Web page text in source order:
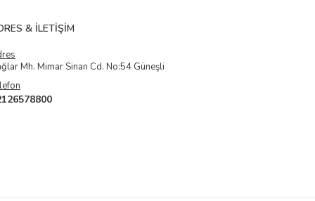
& İLETIŞIM
Mh. Mimar Sinan Cd. No:54 Güneşli